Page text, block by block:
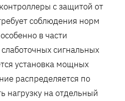
с защитой от
соблюдения норм
в части
сигнальных
установка мощных
распределяется по
нагрузку на отдельный